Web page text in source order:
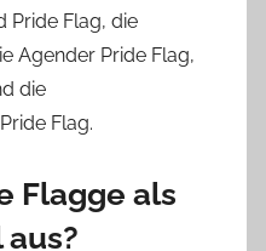
Pride Flag, die
Agender Pride Flag,
die
Flag.
Flagge als